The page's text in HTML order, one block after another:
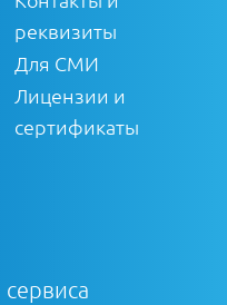
реквизиты
Для СМИ
Лицензии и
сертификаты